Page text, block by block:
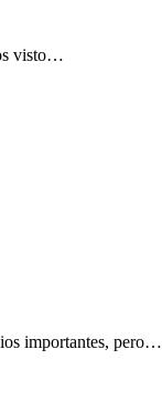
visto…
importantes, pero…